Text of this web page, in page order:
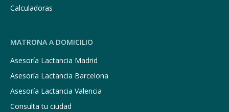
Calculadoras
MATRONA A DOMICILIO
Asesoría Lactancia Madrid
Asesoría Lactancia Barcelona
Asesoría Lactancia Valencia
Consulta tu ciudad